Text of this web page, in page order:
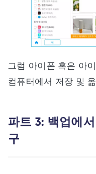
그럼 아이폰 혹은 아
컴퓨터에서 저장 및
파트 3: 백업에
구